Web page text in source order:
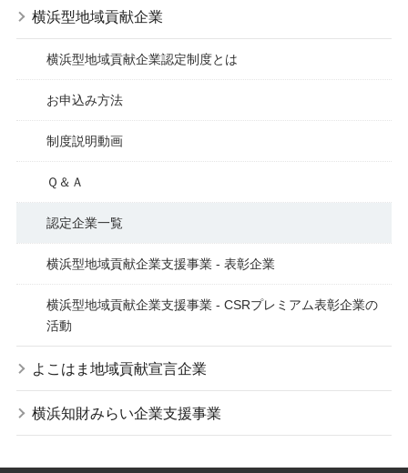
横浜型地域貢献企業
横浜型地域貢献企業認定制度とは
お申込み方法
制度説明動画
Ｑ＆Ａ
認定企業一覧
横浜型地域貢献企業支援事業 - 表彰企業
横浜型地域貢献企業支援事業 - CSRプレミアム表彰企業の
活動
よこはま地域貢献宣言企業
横浜知財みらい企業支援事業